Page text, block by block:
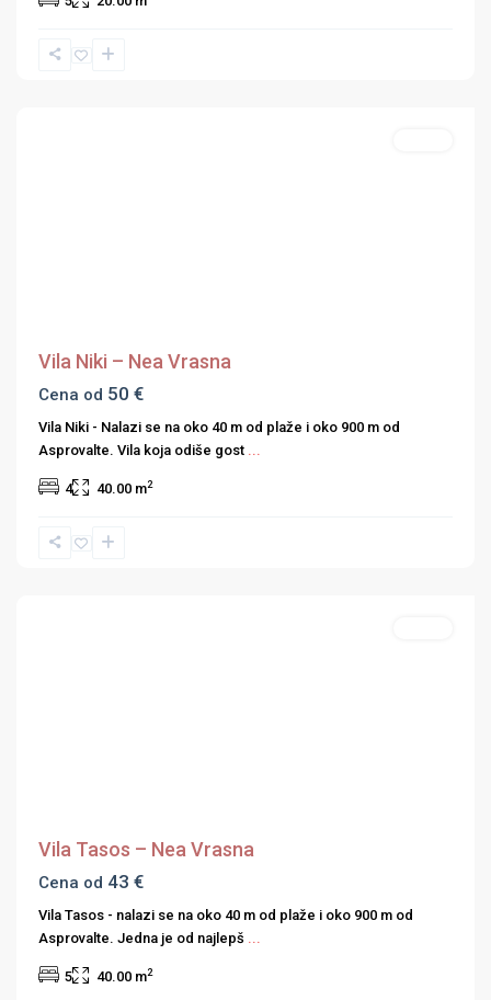
Nea
Strimonski
Vila Niki – Nea Vrasna
Cena od 50 €
Vila Niki - Nalazi se na oko 40 m od plaže i oko 900 m od
Asprovalte. Vila koja odiše gost ...
4 40.00 m2
Nea
Strimonski
Vila Tasos – Nea Vrasna
Cena od 43 €
Vila Tasos - nalazi se na oko 40 m od plaže i oko 900 m od
Asprovalte. Jedna je od najlepš ...
5 40.00 m2
Nea